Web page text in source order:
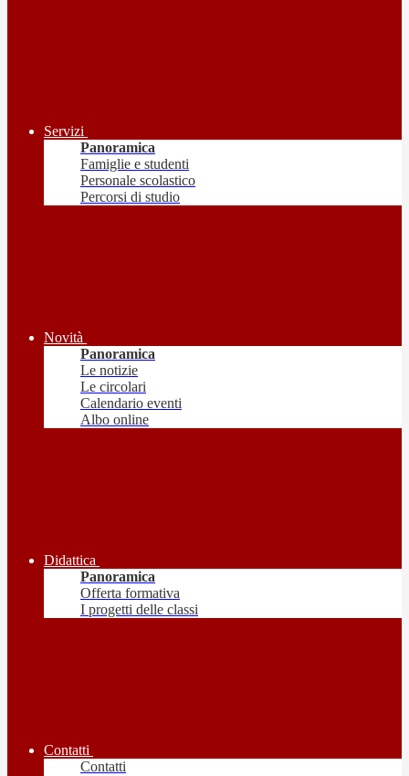
Servizi
Panoramica
Famiglie e studenti
Personale scolastico
Percorsi di studio
Novità
Panoramica
Le notizie
Le circolari
Calendario eventi
Albo online
Didattica
Panoramica
Offerta formativa
I progetti delle classi
Contatti
Contatti